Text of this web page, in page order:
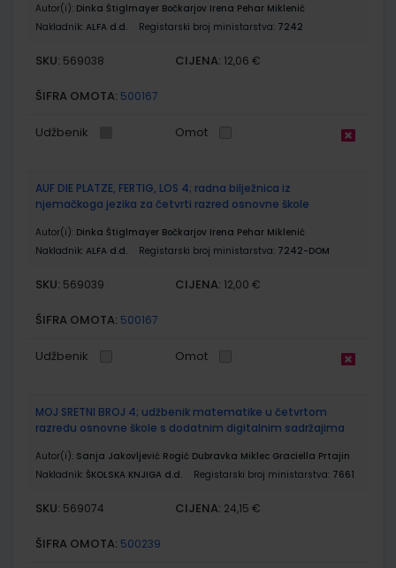
Autor(i): Dinka Štiglmayer Bočkarjov Irena Pehar Miklenić
Nakladnik: ALFA d.d. Registarski broj ministarstva: 7242
SKU: 569038 CIJENA: 12,06 €
ŠIFRA OMOTA: 500167
Udžbenik Omot
AUF DIE PLATZE, FERTIG, LOS 4; radna bilježnica iz
njemačkoga jezika za četvrti razred osnovne škole
Autor(i): Dinka Štiglmayer Bočkarjov Irena Pehar Miklenić
Nakladnik: ALFA d.d. Registarski broj ministarstva: 7242-DOM
SKU: 569039 CIJENA: 12,00 €
ŠIFRA OMOTA: 500167
Udžbenik Omot
MOJ SRETNI BROJ 4; udžbenik matematike u četvrtom
razredu osnovne škole s dodatnim digitalnim sadržajima
Autor(i): Sanja Jakovljević Rogić Dubravka Miklec Graciella Prtajin
Nakladnik: ŠKOLSKA KNJIGA d.d. Registarski broj ministarstva: 7661
SKU: 569074 CIJENA: 24,15 €
ŠIFRA OMOTA: 500239